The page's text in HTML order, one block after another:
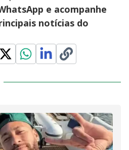
e acompanhe
notícias do